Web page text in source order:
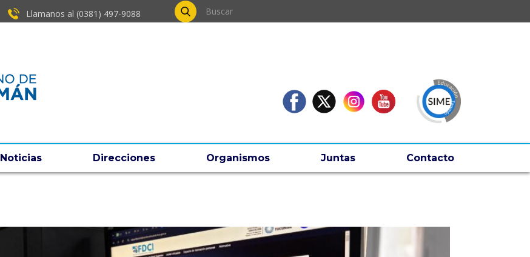
Llamanos al (0381) ​497-9088
Noticias Direcciones Organismos Juntas Contacto